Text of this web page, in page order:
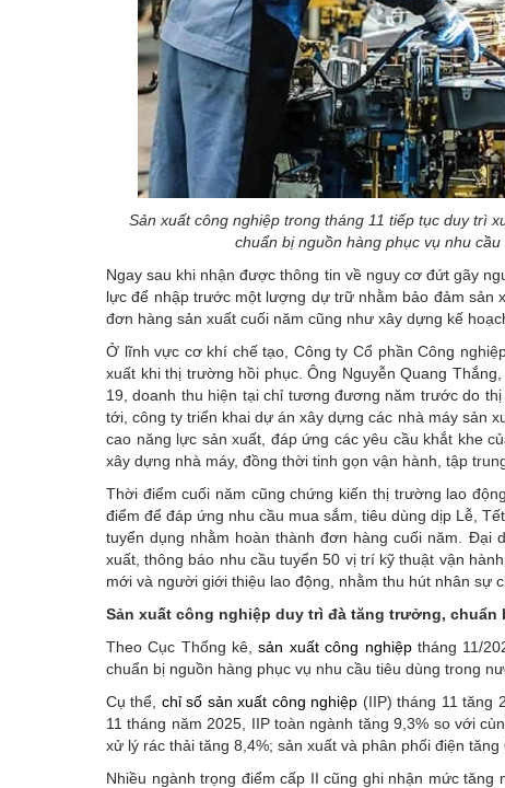
Sản xuất công nghiệp trong tháng 11 tiếp tục duy trì
chuẩn bị nguồn hàng phục vụ nhu
Ngay sau khi nhận được thông tin về nguy cơ đứt gãy
lực để nhập trước một lượng dự trữ nhằm bảo đảm sản
đơn hàng sản xuất cuối năm cũng như xây dựng kế
Ở lĩnh vực cơ khí chế tạo, Công ty Cổ phần Công
xuất khi thị trường hồi phục. Ông Nguyễn Quang
19, doanh thu hiện tại chỉ tương đương năm trước do
tới, công ty triển khai dự án xây dựng các nhà máy sản
cao năng lực sản xuất, đáp ứng các yêu cầu khắt khe
xây dựng nhà máy, đồng thời tinh gọn vận hành, tập
Thời điểm cuối năm cũng chứng kiến thị trường lao
điểm để đáp ứng nhu cầu mua sắm, tiêu dùng dịp Lễ,
tuyển dụng nhằm hoàn thành đơn hàng cuối năm. Đại
xuất, thông báo nhu cầu tuyển 50 vị trí kỹ thuật vận
mới và người giới thiệu lao động, nhằm thu hút nhân sự
Sản xuất công nghiệp duy trì đà tăng trưởng, chuẩn
Theo Cục Thống kê,sản xuất công nghiệptháng 11/
chuẩn bị nguồn hàng phục vụ nhu cầu tiêu dùng trong
Cụ thể, chỉ số sản xuất công nghiệp (IIP) tháng 11 tăng
11 tháng năm 2025, IIP toàn ngành tăng 9,3% so với
xử lý rác thải tăng 8,4%; sản xuất và phân phối điện tăng
Nhiều ngành trọng điểm cấp II cũng ghi nhận mức